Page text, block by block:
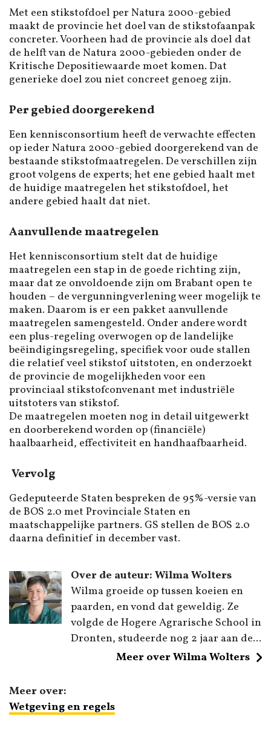
Met een stikstofdoel per Natura 2000-gebied
maakt de provincie het doel van de stikstofaanpak
concreter. Voorheen had de provincie als doel dat
de helft van de Natura 2000-gebieden onder de
Kritische Depositiewaarde moet komen. Dat
generieke doel zou niet concreet genoeg zijn.
Per gebied doorgerekend
Een kennisconsortium heeft de verwachte effecten
op ieder Natura 2000-gebied doorgerekend van de
bestaande stikstofmaatregelen. De verschillen zijn
groot volgens de experts; het ene gebied haalt met
de huidige maatregelen het stikstofdoel, het
andere gebied haalt dat niet.
Aanvullende maatregelen
Het kennisconsortium stelt dat de huidige
maatregelen een stap in de goede richting zijn,
maar dat ze onvoldoende zijn om Brabant open te
houden – de vergunningverlening weer mogelijk te
maken. Daarom is er een pakket aanvullende
maatregelen samengesteld. Onder andere wordt
een plus-regeling overwogen op de landelijke
beëindigingsregeling, specifiek voor oude stallen
die relatief veel stikstof uitstoten, en onderzoekt
de provincie de mogelijkheden voor een
provinciaal stikstofconvenant met industriële
uitstoters van stikstof.
De maatregelen moeten nog in detail uitgewerkt
en doorberekend worden op (financiële)
haalbaarheid, effectiviteit en handhaafbaarheid.
Vervolg
Gedeputeerde Staten bespreken de 95%-versie van
de BOS 2.0 met Provinciale Staten en
maatschappelijke partners. GS stellen de BOS 2.0
daarna definitief in december vast.
Over de auteur: Wilma Wolters
Wilma groeide op tussen koeien en
paarden, en vond dat geweldig. Ze
volgde de Hogere Agrarische School in
Dronten, studeerde nog 2 jaar aan de...
Meer over Wilma Wolters
Meer over:
Wetgeving en regels